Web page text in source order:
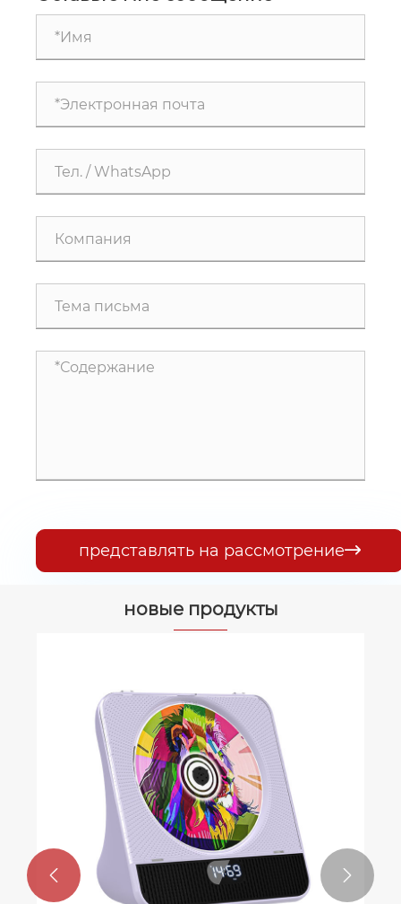
представлять на рассмотрение
новые продукты
 